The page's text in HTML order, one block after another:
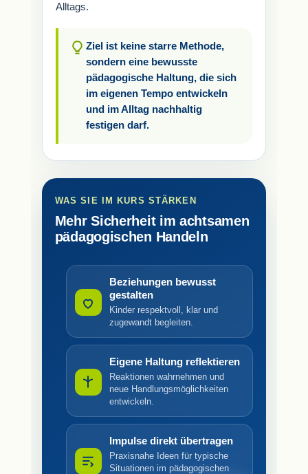
Alltags.
Ziel ist keine starre Methode,
sondern eine bewusste
pädagogische Haltung, die sich
im eigenen Tempo entwickeln
und im Alltag nachhaltig
festigen darf.
WAS SIE IM KURS STÄRKEN
Mehr Sicherheit im achtsamen
pädagogischen Handeln
Beziehungen bewusst
gestalten
Kinder respektvoll, klar und
zugewandt begleiten.
Eigene Haltung reflektieren
Reaktionen wahrnehmen und
neue Handlungsmöglichkeiten
entwickeln.
Impulse direkt übertragen
Praxisnahe Ideen für typische
Situationen im pädagogischen